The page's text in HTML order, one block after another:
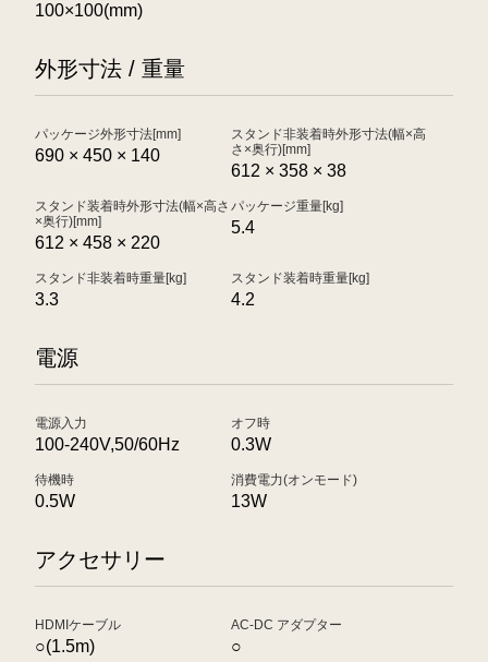
100×100(mm)
外形寸法 / 重量
パッケージ外形寸法[mm]
690 × 450 × 140
スタンド非装着時外形寸法(幅×高
さ×奥行)[mm]
612 × 358 × 38
スタンド装着時外形寸法(幅×高さ
×奥行)[mm]
612 × 458 × 220
パッケージ重量[kg]
5.4
スタンド非装着時重量[kg]
3.3
スタンド装着時重量[kg]
4.2
電源
電源入力
100-240V,50/60Hz
オフ時
0.3W
待機時
0.5W
消費電力(オンモード)
13W
アクセサリー
HDMIケーブル
○(1.5m)
AC-DC アダプター
○